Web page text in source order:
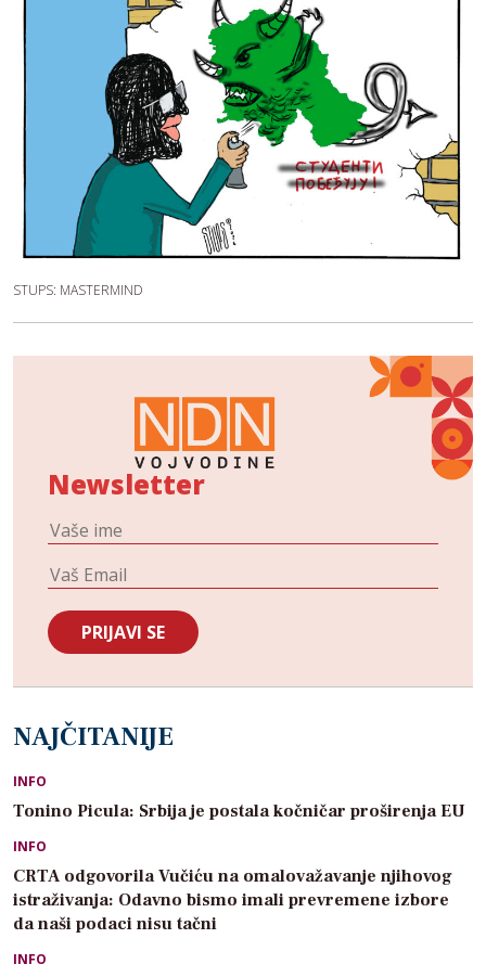
STUPS: MASTERMIND
Newsletter
NAJČITANIJE
INFO
Tonino Picula: Srbija je postala kočničar proširenja EU
INFO
CRTA odgovorila Vučiću na omalovažavanje njihovog
istraživanja: Odavno bismo imali prevremene izbore
da naši podaci nisu tačni
INFO